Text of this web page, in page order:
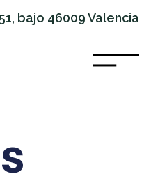
bajo 46009 Valencia